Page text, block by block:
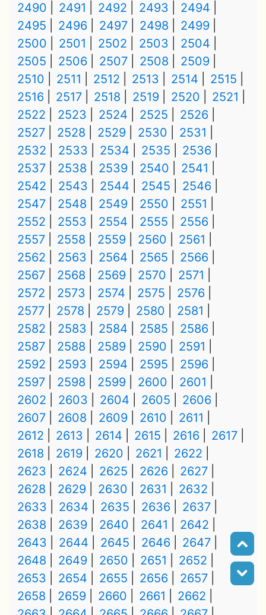
2490
2491 2492 2493
2494
2495
2496 2497 2498
2499
2500
2501 2502 2503
2504
2505
2506 2507 2508
2509
2510
2511 2512 2513 2514
2515
2516
2517 2518 2519 2520
2521
2522
2523 2524 2525
2526
2527
2528 2529 2530
2531
2532
2533 2534 2535
2536
2537
2538 2539 2540
2541
2542
2543 2544 2545
2546
2547
2548 2549 2550
2551
2552
2553 2554 2555
2556
2557
2558 2559 2560
2561
2562
2563 2564 2565
2566
2567
2568 2569 2570
2571
2572
2573 2574 2575
2576
2577
2578 2579 2580
2581
2582
2583 2584 2585
2586
2587
2588 2589 2590
2591
2592
2593 2594 2595
2596
2597
2598 2599 2600
2601
2602
2603 2604 2605
2606
2607
2608 2609 2610
2611
2612
2613 2614 2615 2616
2617
2618
2619 2620 2621
2622
2623
2624 2625 2626
2627
2628
2629 2630 2631
2632
2633
2634 2635 2636
2637
2638
2639 2640 2641
2642
2643
2644 2645 2646
2647
2648
2649 2650 2651
2652
2653
2654 2655 2656
2657
2658
2659 2660 2661
2662